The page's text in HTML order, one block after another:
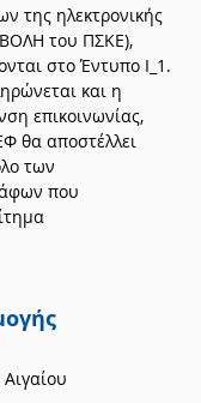
της ηλεκτρονικής
του ΠΣΚΕ),
στο Έντυπο Ι_1.
και η
επικοινωνίας,
θα αποστέλλει
των
που